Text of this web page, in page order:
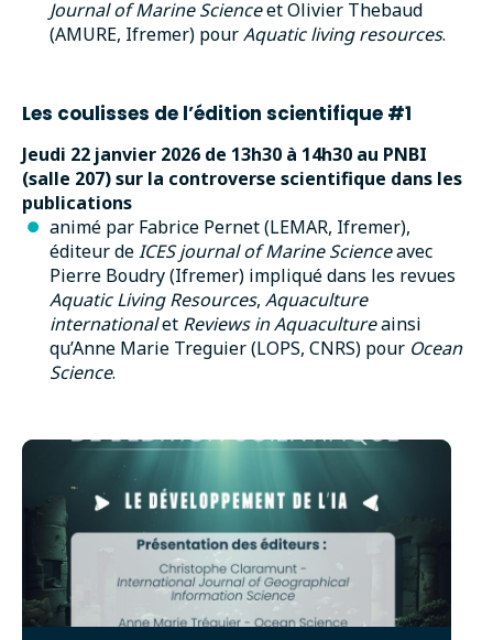
Journal of Marine Scienceet Olivier Thebaud
(AMURE, Ifremer) pourAquatic living resources.
Les coulisses de l’édition scientifique #1
Jeudi 22 janvier 2026 de 13h30 à 14h30 au PNBI
(salle 207) sur la controverse scientifique dans les
publications
animé par Fabrice Pernet (LEMAR, Ifremer),
éditeur deICES journal of Marine Scienceavec
Pierre Boudry (Ifremer) impliqué dans les revues
Aquatic Living Resources, Aquaculture
internationalet Reviews in Aquacultureainsi
qu’Anne Marie Treguier (LOPS, CNRS) pour Ocean
Science.